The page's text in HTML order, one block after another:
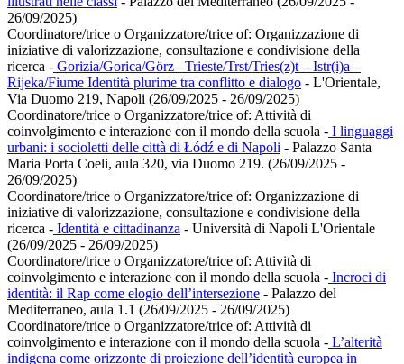
26/09/2025)
Coordinatore/trice o Organizzatore/trice of: Organizzazione di
iniziative di valorizzazione, consultazione e condivisione della
ricerca - Gorizia/Gorica/Görz– Trieste/Trst/Tries(z)t – Istr(i)a –
Rijeka/Fiume Identità plurime tra conflitto e dialogo - L'Orientale,
Via Duomo 219, Napoli (26/09/2025 - 26/09/2025)
Coordinatore/trice o Organizzatore/trice of: Attività di
coinvolgimento e interazione con il mondo della scuola - I linguaggi
urbani: i socioletti delle città di Łódź e di Napoli - Palazzo Santa
Maria Porta Coeli, aula 320, via Duomo 219. (26/09/2025 -
26/09/2025)
Coordinatore/trice o Organizzatore/trice of: Organizzazione di
iniziative di valorizzazione, consultazione e condivisione della
ricerca - Identità e cittadinanza - Università di Napoli L'Orientale
(26/09/2025 - 26/09/2025)
Coordinatore/trice o Organizzatore/trice of: Attività di
coinvolgimento e interazione con il mondo della scuola - Incroci di
identità: il Rap come elogio dell’intersezione - Palazzo del
Mediterraneo, aula 1.1 (26/09/2025 - 26/09/2025)
Coordinatore/trice o Organizzatore/trice of: Attività di
coinvolgimento e interazione con il mondo della scuola - L’alterità
indigena come orizzonte di proiezione dell’identità europea in